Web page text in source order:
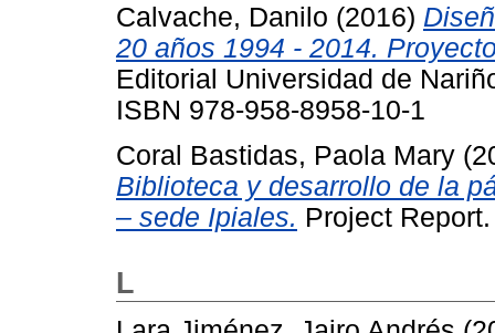
Calvache, Danilo (2016)
20 años 1994 - 2014.
Editorial Universidad de
ISBN 978-958-8958-10-1
Coral Bastidas, Paola Mary
Biblioteca y desarrollo de la
– sede Ipiales. Project
L